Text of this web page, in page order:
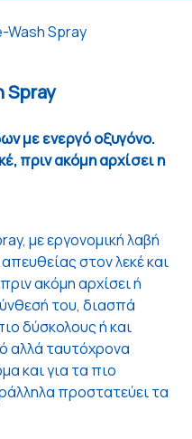
Wash Spray
Spray
με ενεργό οξυγόνο.
πριν ακόμη αρχίσει η
με εργονομική λαβή
στον λεκέ και
ακόμη αρχίσει ή
του, διασπά
δύσκολους ή και
αλλά ταυτόχρονα
και για τα πιο
προστατεύει τα